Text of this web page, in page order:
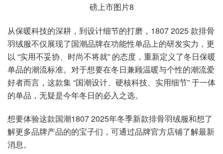
从保暖科技的深耕，到设计细节的打磨，1807 2025 款排骨
羽绒服不仅展现了国潮品牌在功能性单品上的研发实力，更
以 “实用不妥协、时尚不将就” 的态度，重新定义了冬日保暖
单品的潮流标准。对于想要在冬日兼顾温暖与个性的潮流爱
好者而言，这款集 “国潮设计、硬核科技、实用细节” 于一体
的单品，无疑是今年冬日的必入之选。
想要体验这款国潮1807 2025年冬季新款排骨羽绒服和想了
解更多品牌产品的的宝子们，可通过品牌官方店铺了解最新
消息。